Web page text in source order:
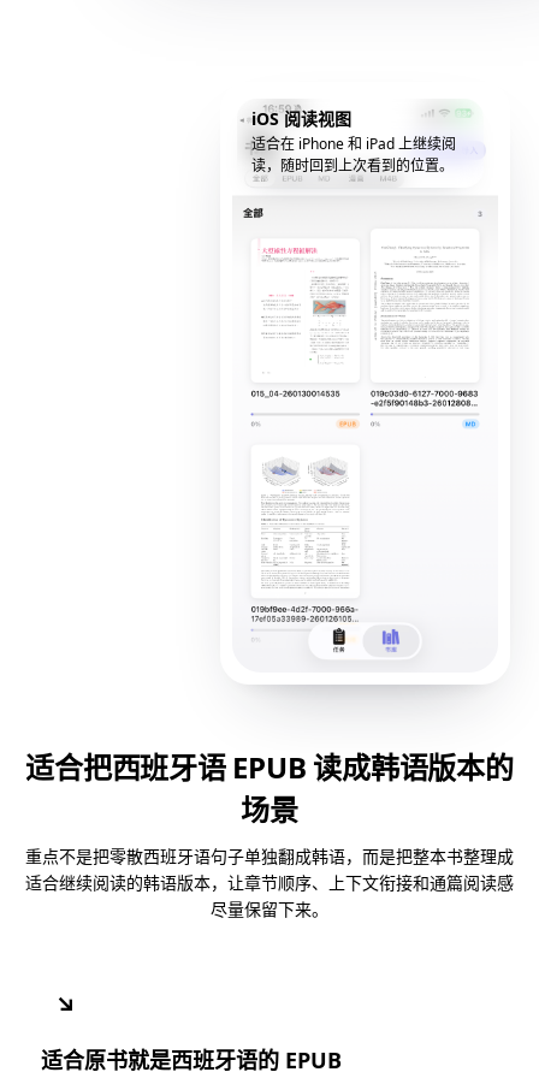
iOS 阅读视图
适合在 iPhone 和 iPad 上继续阅
读，随时回到上次看到的位置。
适合把西班牙语 EPUB 读成韩语版本的
场景
重点不是把零散西班牙语句子单独翻成韩语，而是把整本书整理成
适合继续阅读的韩语版本，让章节顺序、上下文衔接和通篇阅读感
尽量保留下来。
↘
适合原书就是西班牙语的 EPUB